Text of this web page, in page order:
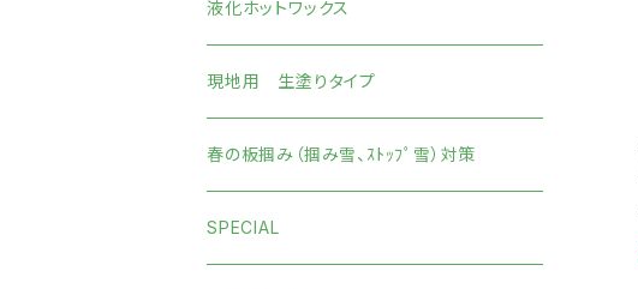
液化ホットワックス
現地用 生塗りタイプ
春の板掴み（掴み雪、ｽﾄｯﾌﾟ雪）対策
SPECIAL